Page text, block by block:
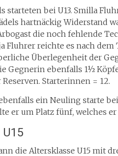
starteten bei U13. Smilla
hartnäckig Widerstand
die noch fehlende
Fluhrer reichte es nach
Überlegenheit der
Gegnerin ebenfalls 1½
Starterinnen = 12.
ein Neuling starte
er um Platz fünf, welches
die Altersklasse U15 mit